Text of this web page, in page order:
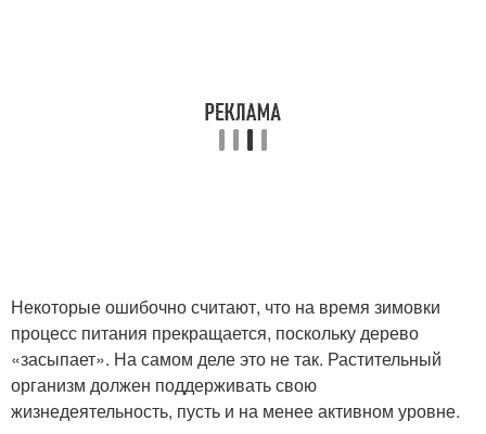
Некоторые ошибочно считают, что на время зимовки
процесс питания прекращается, поскольку дерево
«засыпает». На самом деле это не так. Растительный
организм должен поддерживать свою
жизнедеятельность, пусть и на менее активном уровне.